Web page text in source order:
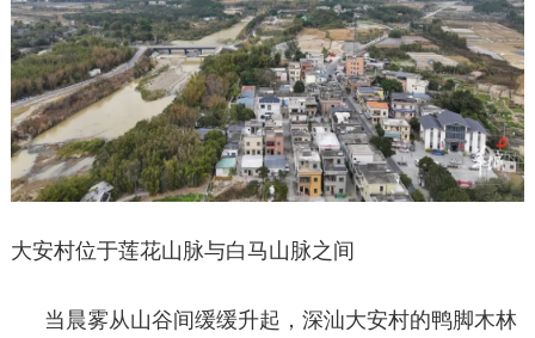
大安村位于莲花山脉与白马山脉之间
当晨雾从山谷间缓缓升起，深汕大安村的鸭脚木林